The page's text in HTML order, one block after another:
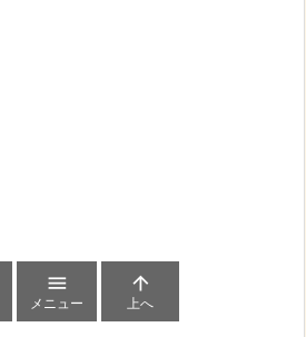

メニュー

上へ